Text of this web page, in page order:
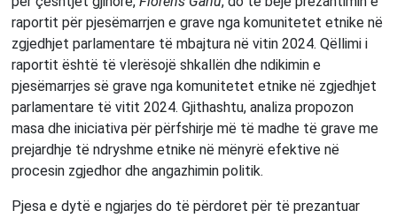
raportit për pjesëmarrjen e grave nga komunitetet etnike në
zgjedhjet parlamentare të mbajtura në vitin 2024. Qëllimi i
raportit është të vlerësojë shkallën dhe ndikimin e
pjesëmarrjes së grave nga komunitetet etnike në zgjedhjet
parlamentare të vitit 2024. Gjithashtu, analiza propozon
masa dhe iniciativa për përfshirje më të madhe të grave me
prejardhje të ndryshme etnike në mënyrë efektive në
procesin zgjedhor dhe angazhimin politik.
Pjesa e dytë e ngjarjes do të përdoret për të prezantuar